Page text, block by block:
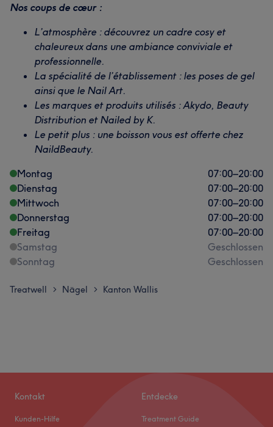
Nos coups de cœur :
L’atmosphère : découvrez un cadre cosy et
chaleureux dans une ambiance conviviale et
professionnelle.
La spécialité de l’établissement : les poses de gel
ainsi que le Nail Art.
Les marques et produits utilisés : Akydo, Beauty
Distribution et Nailed by K.
Le petit plus : une boisson vous est offerte chez
NaildBeauty.
Montag
07:00–20:00
Dienstag
07:00–20:00
Mittwoch
07:00–20:00
Donnerstag
07:00–20:00
Freitag
07:00–20:00
Samstag
Geschlossen
Sonntag
Geschlossen
Treatwell > Nägel > Kanton Wallis
Kontakt
Kunden-Hilfe
Entdecke
Treatment Guide